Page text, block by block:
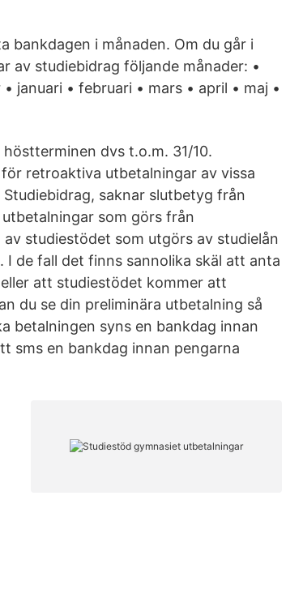
bankdagen i månaden. Om du går i
av studiebidrag följande månader: •
januari • februari • mars • april • maj •
dvs t.o.m. 31/10.
retroaktiva utbetalningar av vissa
saknar slutbetyg från
som görs från
studiestödet som utgörs av studielån
de fall det finns sannolika skäl att anta
att studiestödet kommer att
du se din preliminära utbetalning så
betalningen syns en bankdag innan
sms en bankdag innan pengarna